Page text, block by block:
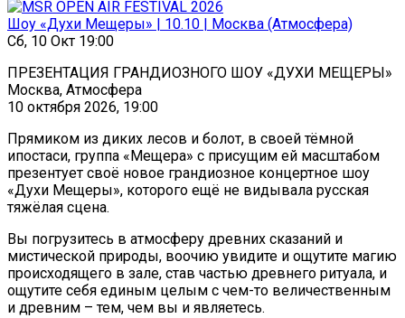
Шоу «Духи Мещеры» | 10.10 | Москва (Атмосфера)
Сб, 10 Окт 19:00
ПРЕЗЕНТАЦИЯ ГРАНДИОЗНОГО ШОУ «ДУХИ МЕЩЕРЫ»
Москва, Атмосфера
10 октября 2026, 19:00
Прямиком из диких лесов и болот, в своей тёмной
ипостаси, группа «Мещера» с присущим ей масштабом
презентует своё новое грандиозное концертное шоу
«Духи Мещеры», которого ещё не видывала русская
тяжёлая сцена.
Вы погрузитесь в атмосферу древних сказаний и
мистической природы, воочию увидите и ощутите магию
происходящего в зале, став частью древнего ритуала, и
ощутите себя единым целым с чем-то величественным
и древним – тем, чем вы и являетесь.